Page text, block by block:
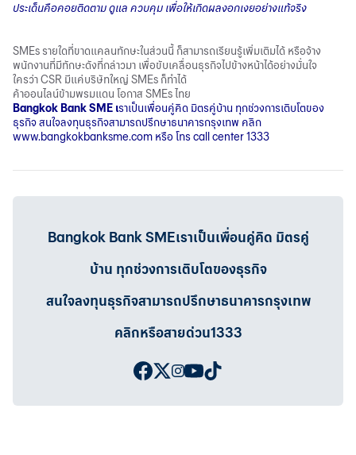
ประเด็นคือคอยติดตาม ดูแล ควบคุม เพื่อให้เกิดผลงอกเงยอย่างแท้จริง
SMEs รายใดที่ขาดแคลนทักษะในส่วนนี้ ก็สามารถเรียนรู้เพิ่มเติมได้ หรือจ้าง
พนักงานที่มีทักษะดังที่กล่าวมา เพื่อขับเคลื่อนธุรกิจไปข้างหน้าได้อย่างมั่นใจ
ใครว่า CSR มีแค่บริษัทใหญ่ SMEs ก็ทำได้
ค้าออนไลน์ข้ามพรมแดน โอกาส SMEs ไทย
Bangkok Bank SME เราเป็นเพื่อนคู่คิด มิตรคู่บ้าน ทุกช่วงการเติบโตของ
ธุรกิจ สนใจลงทุนธุรกิจสามารถปรึกษาธนาคารกรุงเทพ คลิก
www.bangkokbanksme.com หรือ โทร call center 1333
Bangkok Bank SMEเราเป็นเพื่อนคู่คิด มิตรคู่
บ้าน ทุกช่วงการเติบโตของธุรกิจ
สนใจลงทุนธุรกิจสามารถปรึกษาธนาคารกรุงเทพ
คลิกหรือสายด่วน1333